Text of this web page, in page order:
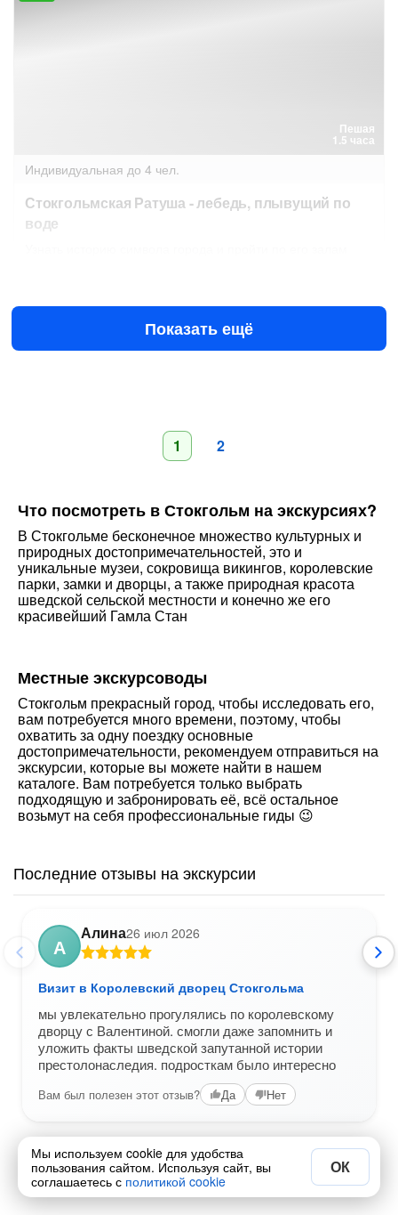
Пешая
1.5 часа
Индивидуальная до 4 чел.
Стокгольмская Ратуша - лебедь, плывущий по
воде
€160за всё до 4 чел.
Показать ещё
1 2
Что посмотреть в Стокгольм на экскурсиях?
В Стокгольме бесконечное множество культурных и
природных достопримечательностей, это и
уникальные музеи, сокровища викингов, королевские
парки, замки и дворцы, а также природная красота
шведской сельской местности и конечно же его
красивейший Гамла Стан
Местные экскурсоводы
Стокгольм прекрасный город, чтобы исследовать его,
вам потребуется много времени, поэтому, чтобы
охватить за одну поездку основные
достопримечательности, рекомендуем отправиться на
экскурсии, которые вы можете найти в нашем
каталоге. Вам потребуется только выбрать
подходящую и забронировать её, всё остальное
возьмут на себя профессиональные гиды 😉
Последние отзывы на экскурсии
А
Алина26 июл 2026
Визит в Королевский дворец Стокгольма
мы увлекательно прогулялись по королевскому
дворцу с Валентиной. смогли даже запомнить и
уложить факты шведской запутанной истории
престолонаследия. подросткам было интересно
Вам был полезен этот отзыв? Да Нет
Мы используем cookie для удобства
пользования сайтом. Используя сайт, вы
соглашаетесь с политикой cookie
ОК